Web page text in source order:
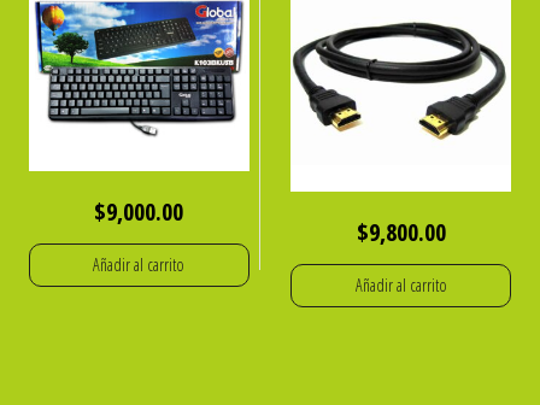
$9,000.00
Añadir al carrito
$9,800.00
Añadir al carrito